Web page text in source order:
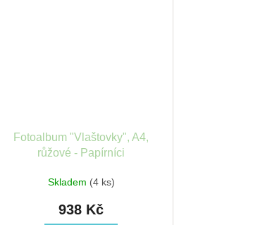
Fotoalbum "Vlaštovky", A4,
růžové - Papírníci
Skladem (4 ks)
938 Kč